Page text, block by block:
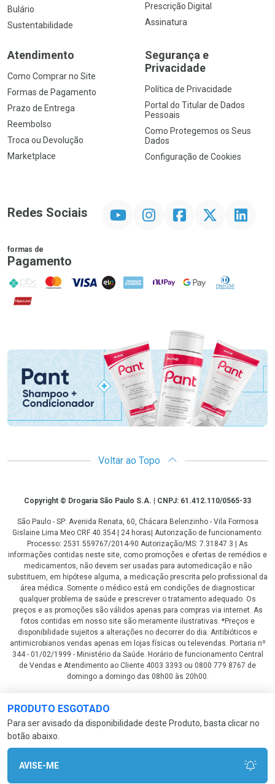
PRODUTO ESGOTADO
Para ser avisado da disponibilidade deste Produto, basta clicar no
botão abaixo.
AVISE-ME
Bulário
Sustentabilidade
Prescrição Digital
Assinatura
Atendimento
Como Comprar no Site
Formas de Pagamento
Prazo de Entrega
Reembolso
Troca ou Devolução
Marketplace
Segurança e
Privacidade
Política de Privacidade
Portal do Titular de Dados
Pessoais
Como Protegemos os Seus
Dados
Configuração de Cookies
Redes Sociais InstagramFacebook Linkedin
formas de
Pagamento
PIX MasterCard
VISA ELO AMEX NuPay Google PayDiners Club
Hipercard
Promoção em Destaque
Voltar ao Topo
CopyrightCopyright © Drogaria São Paulo S.A. | CNPJ: 61.412.110/0565-33
São Paulo - SP: Avenida Renata, 60, Chácara Belenzinho - Vila Formosa
Gislaine Lima Meo CRF 40.354 | 24 horas| Autorização de funcionamento:
Processo: 2531.559767/2014-90 Autorização/MS: 7.31847.3 | As
informações contidas neste site, como promoções e ofertas de remédios e
medicamentos, não devem ser usadas para automedicação e não
substituem, em hipótese alguma, a medicação prescrita pelo profissional da
área médica. Somente o médico está em condições de diagnosticar
qualquer problema de saúde e prescrever o tratamento adequado. Os
preços e as promoções são válidos apenas para compras via internet. As
fotos contidas em nosso site são meramente ilustrativas. *Preços e
disponibilidade sujeitos a alterações no decorrer do dia. Antibióticos e
antimicrobianos vendas apenas em lojas físicas ou televendas. Portaria nº
344 - 01/02/1999 - Ministério da Saúde. Horário de funcionamento Central
de Vendas e Atendimento ao Cliente 4003 3393 ou 0800 779 8767 de
domingo a domingo das 08h00 às 20h00.